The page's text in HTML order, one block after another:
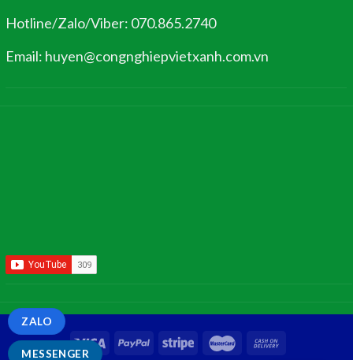
Hotline/Zalo/Viber: 070.865.2740
Email: huyen@congnghiepvietxanh.com.vn
MESSENGER
ZALO